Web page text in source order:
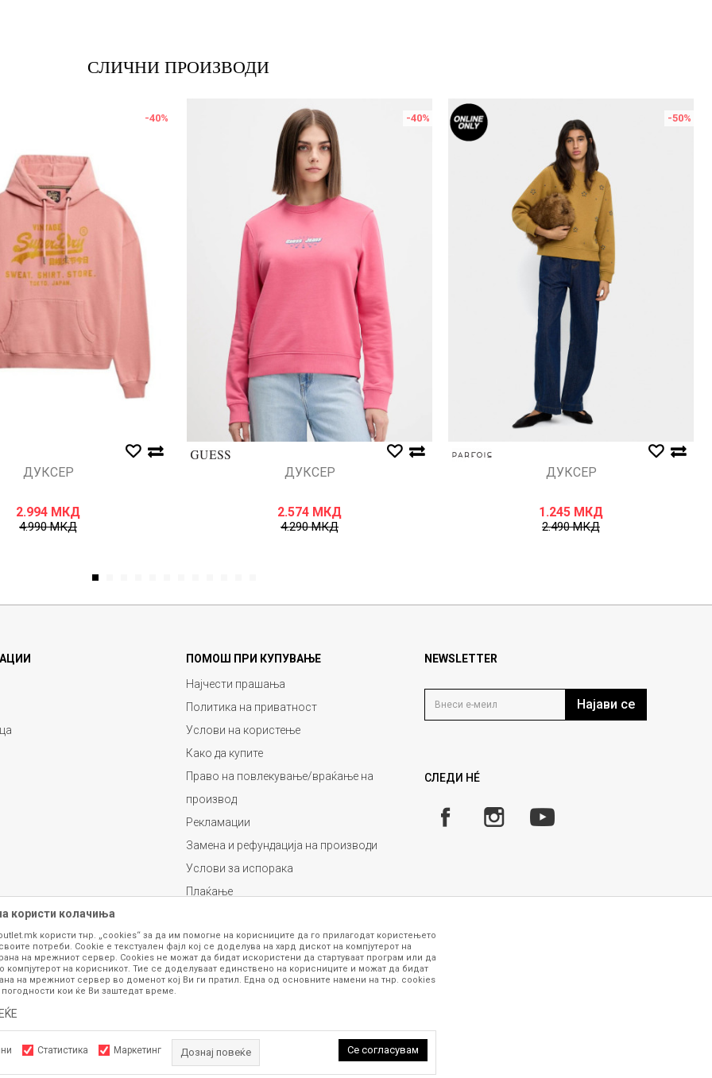
СЛИЧНИ ПРОИЗВОДИ
-40%
ДУКСЕР
2.994 МКД
4.990МКД
-40%
ДУКСЕР
2.574 МКД
4.290МКД
-50%
ДУКСЕР
1.245 МКД
2.490МКД
1
ПОМОШ ПРИ КУПУВАЊЕ
Најчести прашања
Политика на приватност
Услови на користење
Како да купите
Право на повлекување/враќање на
производ
Рекламации
Замена и рефундација на производи
Услови за испорака
Плаќање
NEWSLETTER
Најави се
СЛЕДИ НÉ
изложени на нашата онлајн продавница се стремиме да бидат конкретни, точни и прецизни, меѓутоа не можеме да
или пак дека сите производи во моментот се достапни на залиха. Фотографиите се најверодостојниот приказ на
за замена на производ или рефундација, процедурата може да трае до 15 работни дена. За повеќе информации,
070 275 363 или на е-маилoutlet@fashiongroup.com.mkодпонеделник до петок (08-16ч) и сабота (10-15ч)
користи колачиња
користи тнр. „cookies“ за да им помогне на корисниците да го прилагодат користењето
потреби. Cookie е текстуален фајл кој се доделува на хард дискот на компјутерот на
на мрежниот сервер. Cookies не можат да бидат искористени да стартуваат програм или да
компјутерот на корисникот. Тие се доделуваат единствено на корисниците и можат да бидат
на мрежниот сервер во доменот кој Ви ги пратил. Една од основните намени на тнр. сookies
кои ќе Ви заштедат време.
Статистика Маркетинг Дознај повеќе Се согласувам